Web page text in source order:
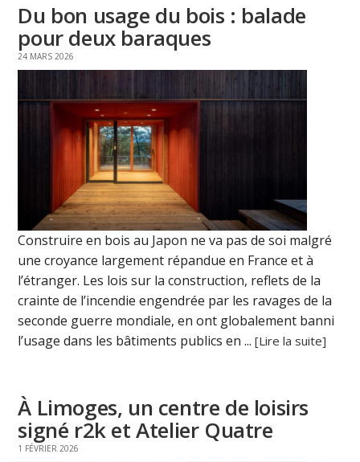
Du bon usage du bois : balade
pour deux baraques
24 MARS 2026
Construire en bois au Japon ne va pas de soi malgré
une croyance largement répandue en France et à
l’étranger. Les lois sur la construction, reflets de la
crainte de l’incendie engendrée par les ravages de la
seconde guerre mondiale, en ont globalement banni
l’usage dans les bâtiments publics en ...[Lire la suite]
À Limoges, un centre de loisirs
signé r2k et Atelier Quatre
1 FÉVRIER 2026